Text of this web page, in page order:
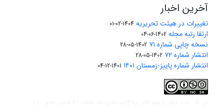
آخرین اخبار
تغییرات در هیئت تحریریه 1404-02-01
ارتقا رتبه مجله 1402-06-04
نسخه چاپی شماره ۷۱ 1402-05-28
انتشار شماره ۷۲ 1402-05-28
انتشار شماره پاییز-زمستان ۱۴۰۱ 1401-12-04